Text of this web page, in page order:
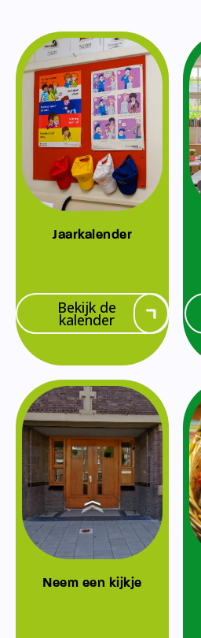
Jaarkalender
Bekijk de
kalender
Neem een kijkje